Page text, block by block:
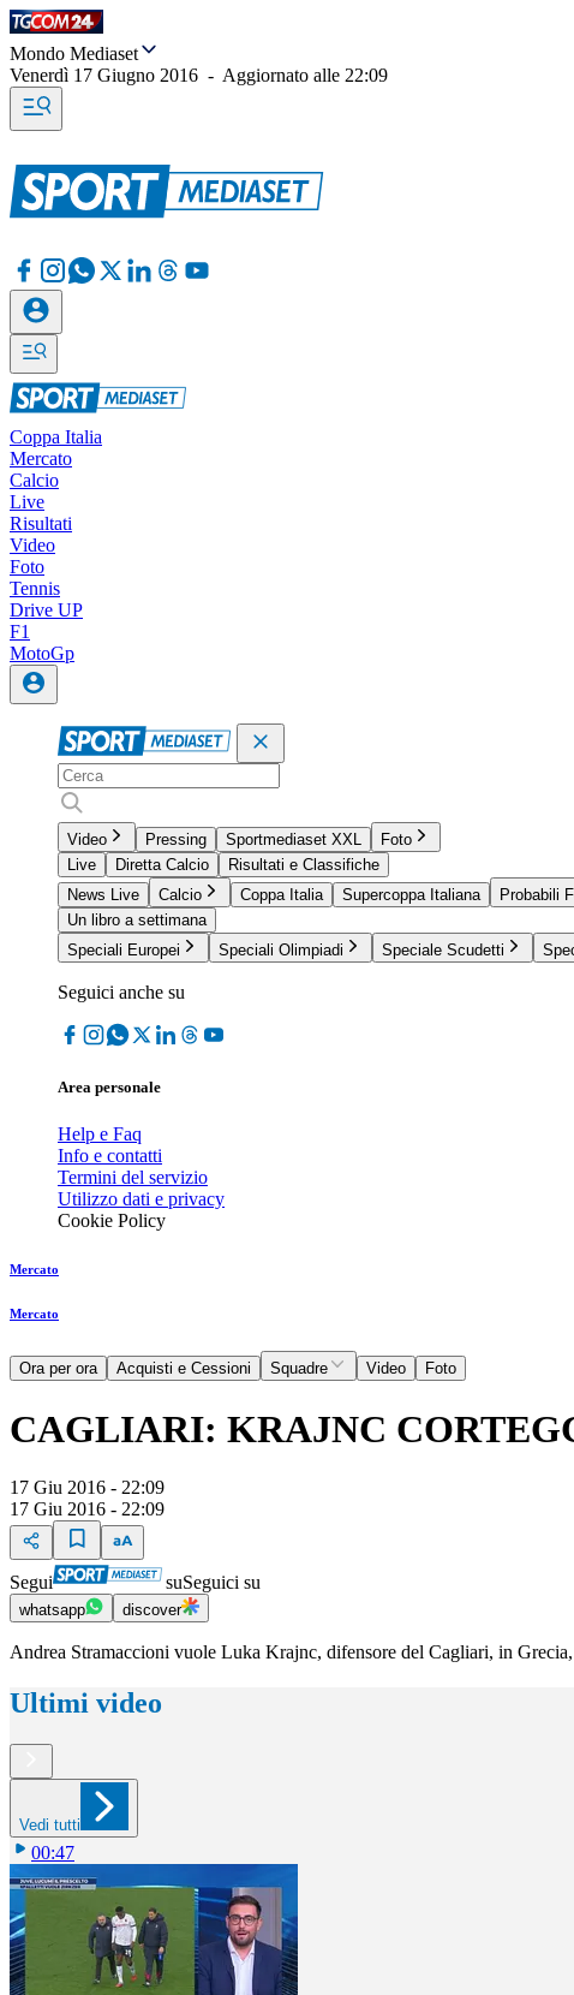
Mondo Mediaset
Venerdì 17 Giugno 2016 - Aggiornato alle 22:09
Coppa Italia
Mercato
Calcio
Live
Risultati
Video
Foto
Tennis
Drive UP
F1
MotoGp
Video Pressing Sportmediaset XXL
Foto
Live
Diretta Calcio
Risultati e Classifiche
News Live
Calcio Coppa Italia Supercoppa Italiana Probabili
Un libro a settimana
Speciali Europei
Speciali Olimpiadi Speciale Scudetti
Seguici anche su
Area personale
Help e Faq
Info e contatti
Termini del servizio
Utilizzo dati e privacy
Cookie Policy
Mercato
Mercato
Ora per ora Acquisti e Cessioni Squadre Video Foto
CAGLIARI: KRAJNC
17 Giu 2016 - 22:09
17 Giu 2016 - 22:09
Segui suSeguici su
whatsapp discover
Andrea Stramaccioni vuole Luka Krajnc, difensore del Cagliari, in
Ultimi video
Vedi tutti
00:47